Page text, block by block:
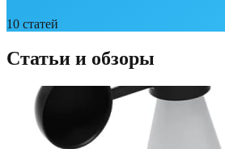
10 статей
Статьи и обзоры